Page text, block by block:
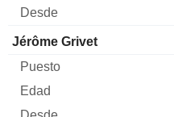
Jérôme Grivet